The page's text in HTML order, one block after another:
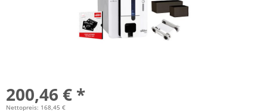
200,46 € *
Nettopreis: 168,45 €